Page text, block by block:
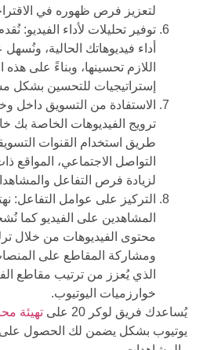
لتعزيز فرص ظهوره في
توفير تحليلات لأداء الفيديو:
أداء فيديوهاتك الحالية،
اللازم تحسينها، وبناءً على هذه
إستراتيجيات للتحسين بشكل
الاستفادة من التسويق داخل
ترويج الفيديوهات الخاصة بك
طريق استخدام القنوات
التواصل الاجتماعي، المواقع
لزيادة فرص التفاعل
التركيز على عوامل التفاعل:
المشاهدين على الفيديو كما
محتوى الفيديوهات من خلال
ومشاركة المقاطع على المنصات
الذي يُعزز من ترتيب مقاطع
خوارزميات اليوتيوب.
يُساعدك فريق لوكر 20 على
تهيئة
يوتيوب بشكل يضمن لك الحصول على